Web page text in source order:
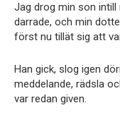
Jag drog min son
darrade, och min
först nu tillät sig att
Han gick, slog igen
meddelande, rädsla
var redan given.